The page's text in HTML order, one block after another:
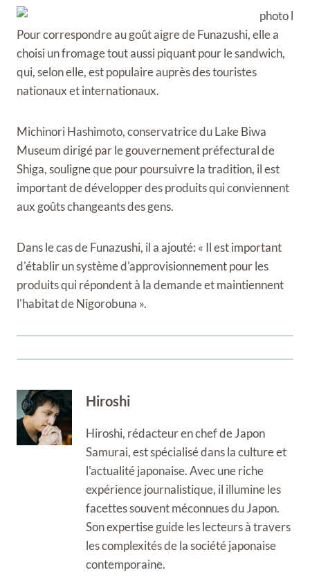
Pour correspondre au goût aigre de Funazushi, elle a
choisi un fromage tout aussi piquant pour le sandwich,
qui, selon elle, est populaire auprès des touristes
nationaux et internationaux.
Michinori Hashimoto, conservatrice du Lake Biwa
Museum dirigé par le gouvernement préfectural de
Shiga, souligne que pour poursuivre la tradition, il est
important de développer des produits qui conviennent
aux goûts changeants des gens.
Dans le cas de Funazushi, il a ajouté: « Il est important
d'établir un système d'approvisionnement pour les
produits qui répondent à la demande et maintiennent
l'habitat de Nigorobuna ».
Hiroshi
Hiroshi, rédacteur en chef de Japon
Samurai, est spécialisé dans la culture et
l'actualité japonaise. Avec une riche
expérience journalistique, il illumine les
facettes souvent méconnues du Japon.
Son expertise guide les lecteurs à travers
les complexités de la société japonaise
contemporaine.